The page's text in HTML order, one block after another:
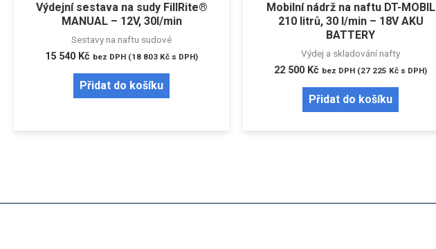
Výdejní sestava na sudy FillRite®
MANUAL – 12V, 30l/min
Sestavy na naftu sudové
15 540 Kč bez DPH (18 803 Kč s DPH)
Přidat do košíku
Mobilní nádrž na naftu DT-MOBIL
210 litrů, 30 l/min – 18V AKU
BATTERY
Výdej a skladování nafty
22 500 Kč bez DPH (27 225 Kč s DPH)
Přidat do košíku